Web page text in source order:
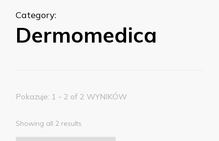
Category:
Dermomedica
Pokazuje: 1 - 2 of 2 WYNIKÓW
Showing all 2 results